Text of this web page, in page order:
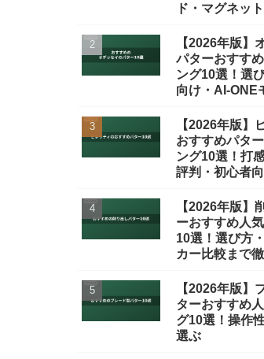
ド・マグネッ
【2026年版】
パターおすす
ング10選！選
向け・AI-ONE
【2026年版】
おすすめパタ
ング10選！打
評判・初心者
【2026年版】
ーおすすめ人
10選！選び方
カー比較まで
【2026年版】
ターおすすめ
グ10選！操作
選ぶ